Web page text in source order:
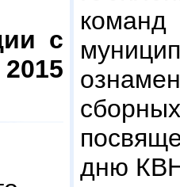
с
команд
дню